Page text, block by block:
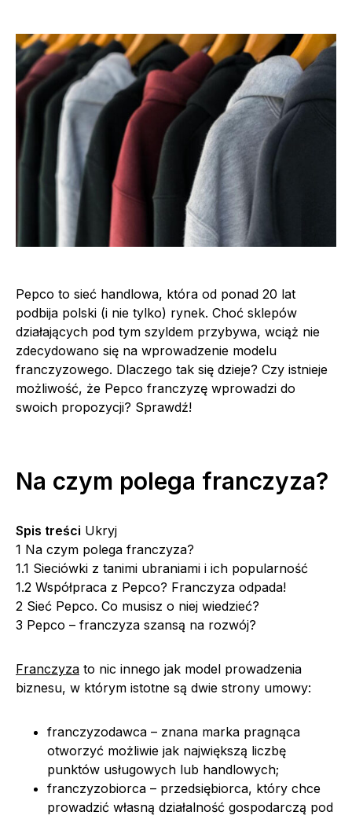
Pepco to sieć handlowa, która od ponad 20 lat
podbija polski (i nie tylko) rynek. Choć sklepów
działających pod tym szyldem przybywa, wciąż nie
zdecydowano się na wprowadzenie modelu
franczyzowego. Dlaczego tak się dzieje? Czy istnieje
możliwość, że Pepco franczyzę wprowadzi do
swoich propozycji? Sprawdź!
Na czym polega franczyza?
Spis treści Ukryj
1 Na czym polega franczyza?
1.1 Sieciówki z tanimi ubraniami i ich popularność
1.2 Współpraca z Pepco? Franczyza odpada!
2 Sieć Pepco. Co musisz o niej wiedzieć?
3 Pepco – franczyza szansą na rozwój?
Franczyza to nic innego jak model prowadzenia
biznesu, w którym istotne są dwie strony umowy:
franczyzodawca – znana marka pragnąca
otworzyć możliwie jak największą liczbę
punktów usługowych lub handlowych;
franczyzobiorca – przedsiębiorca, który chce
prowadzić własną działalność gospodarczą pod